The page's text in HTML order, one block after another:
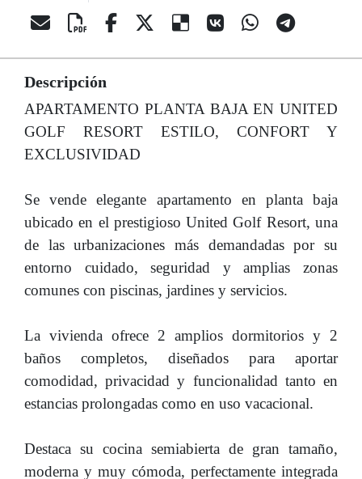
Descripción
APARTAMENTO PLANTA BAJA EN UNITED
GOLF RESORT ESTILO, CONFORT Y
EXCLUSIVIDAD
Se vende elegante apartamento en planta baja
ubicado en el prestigioso United Golf Resort, una
de las urbanizaciones más demandadas por su
entorno cuidado, seguridad y amplias zonas
comunes con piscinas, jardines y servicios.
La vivienda ofrece 2 amplios dormitorios y 2
baños completos, diseñados para aportar
comodidad, privacidad y funcionalidad tanto en
estancias prolongadas como en uso vacacional.
Destaca su cocina semiabierta de gran tamaño,
moderna y muy cómoda, perfectamente integrada